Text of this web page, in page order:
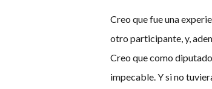
Creo que fue una
otro participante, y,
Creo que como
impecable. Y si no